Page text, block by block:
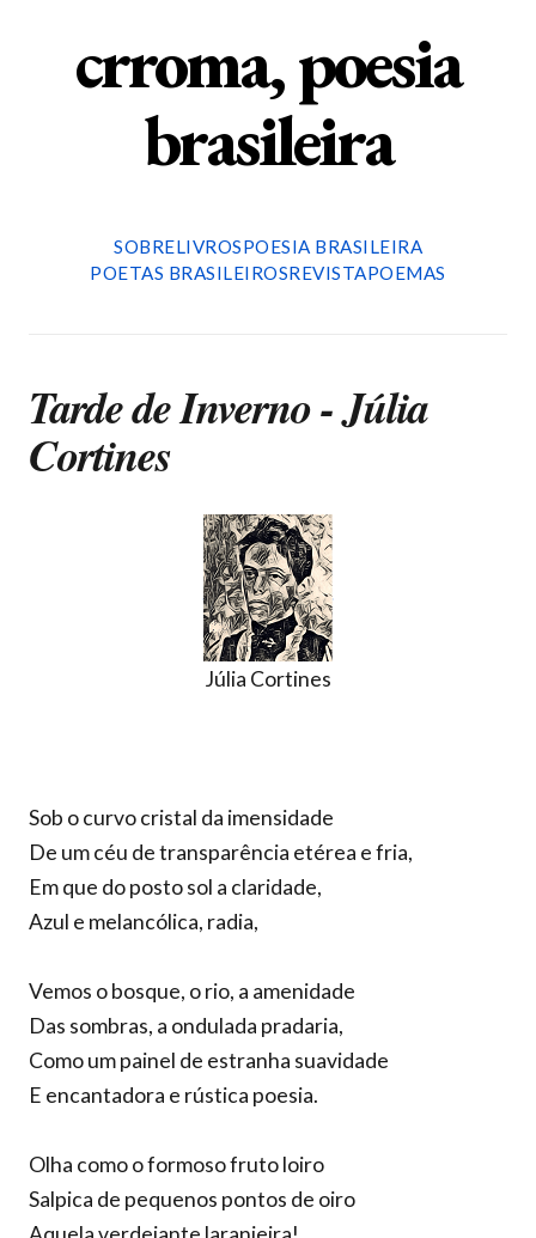
crroma, poesia
brasileira
SOBRELIVROSPOESIA BRASILEIRA
POETAS BRASILEIROSREVISTAPOEMAS
Tarde de Inverno - Júlia
Cortines
Júlia Cortines
Sob o curvo cristal da imensidade
De um céu de transparência etérea e fria,
Em que do posto sol a claridade,
Azul e melancólica, radia,
Vemos o bosque, o rio, a amenidade
Das sombras, a ondulada pradaria,
Como um painel de estranha suavidade
E encantadora e rústica poesia.
Olha como o formoso fruto loiro
Salpica de pequenos pontos de oiro